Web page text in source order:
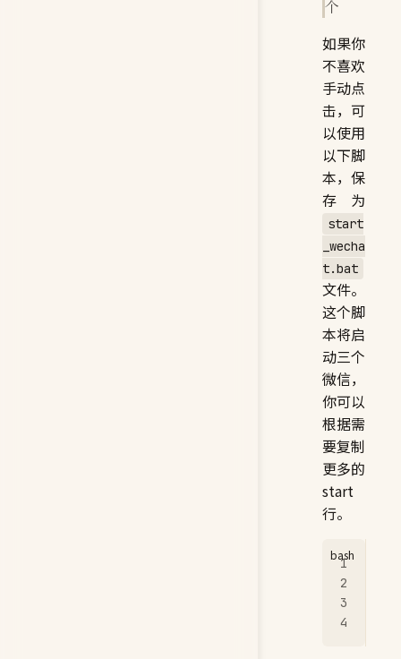
个
如果你
不喜欢
手动点
击，可
以使用
以下脚
本，保
存为
start
_wecha
t.bat
文件。
这个脚
本将启
动三个
微信，
你可以
根据需
要复制
更多的
start
行。